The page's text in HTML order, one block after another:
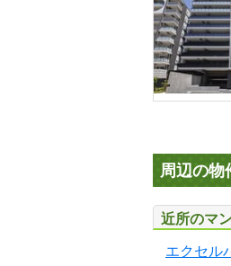
周辺の物
近所のマ
エクセル